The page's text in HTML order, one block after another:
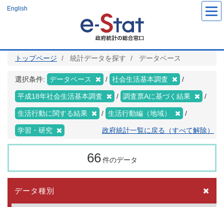
ツ
English
トップページ 統計データを探す データベース
選択条件: データベース 社会生活基本調査
平成18年社会生活基本調査 調査票Aに基づく結果
生活行動に関する結果 生活行動編（地域）
学習・研究 政府統計一覧に戻る（すべて解除）
66 件のデータ
データ種別